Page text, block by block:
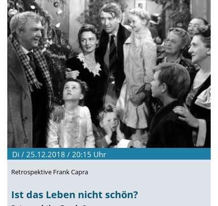
Di / 25.12.2018 / 20:15 Uhr
Retrospektive Frank Capra
Ist das Leben nicht schön?